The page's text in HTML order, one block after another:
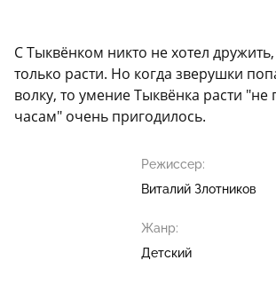
С Тыквёнком никто не хотел
только расти. Но когда зверушки
волку, то умение Тыквёнка расти
часам" очень пригодилось.
Режиссер:
Виталий Злотников
Жанр:
Детский